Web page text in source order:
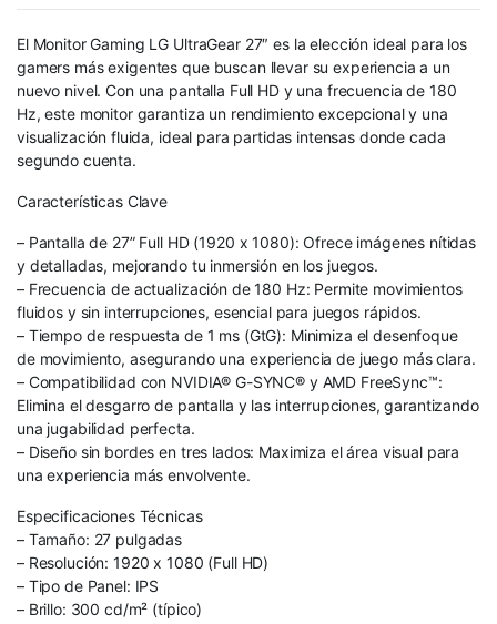
El Monitor Gaming LG UltraGear 27″ es la elección ideal para los
gamers más exigentes que buscan llevar su experiencia a un
nuevo nivel. Con una pantalla Full HD y una frecuencia de 180
Hz, este monitor garantiza un rendimiento excepcional y una
visualización fluida, ideal para partidas intensas donde cada
segundo cuenta.
Características Clave
– Pantalla de 27” Full HD (1920 x 1080): Ofrece imágenes nítidas
y detalladas, mejorando tu inmersión en los juegos.
– Frecuencia de actualización de 180 Hz: Permite movimientos
fluidos y sin interrupciones, esencial para juegos rápidos.
– Tiempo de respuesta de 1 ms (GtG): Minimiza el desenfoque
de movimiento, asegurando una experiencia de juego más clara.
– Compatibilidad con NVIDIA® G-SYNC® y AMD FreeSync™:
Elimina el desgarro de pantalla y las interrupciones, garantizando
una jugabilidad perfecta.
– Diseño sin bordes en tres lados: Maximiza el área visual para
una experiencia más envolvente.
Especificaciones Técnicas
– Tamaño: 27 pulgadas
– Resolución: 1920 x 1080 (Full HD)
– Tipo de Panel: IPS
– Brillo: 300 cd/m² (típico)